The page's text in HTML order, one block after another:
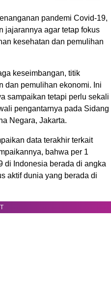
pandemi Covid-19,
jajarannya agar tetap fokus
kesehatan dan pemulihan
keseimbangan, titik
dan pemulihan ekonomi. Ini
sampaikan tetapi perlu sekali
pengantarnya pada Sidang
Negara, Jakarta.
data terakhir terkait
bahwa per 1
di Indonesia berada di angka
aktif dunia yang berada di